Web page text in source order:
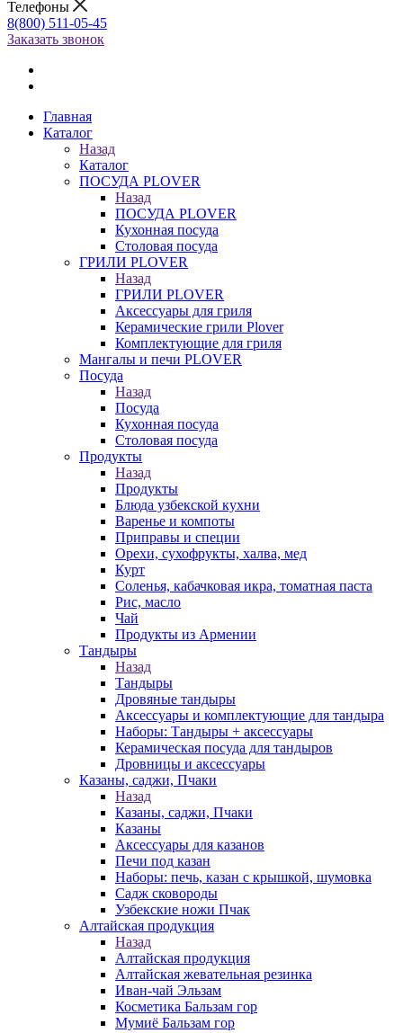
Телефоны
8(800) 511-05-45
Заказать звонок
Главная
Каталог
Назад
Каталог
ПОСУДА PLOVER
Назад
ПОСУДА PLOVER
Кухонная посуда
Столовая посуда
ГРИЛИ PLOVER
Назад
ГРИЛИ PLOVER
Аксессуары для гриля
Керамические грили Plover
Комплектующие для гриля
Мангалы и печи PLOVER
Посуда
Назад
Посуда
Кухонная посуда
Столовая посуда
Продукты
Назад
Продукты
Блюда узбекской кухни
Варенье и компоты
Приправы и специи
Орехи, сухофрукты, халва, мед
Курт
Соленья, кабачковая икра, томатная паста
Рис, масло
Чай
Продукты из Армении
Тандыры
Назад
Тандыры
Дровяные тандыры
Аксессуары и комплектующие для тандыра
Наборы: Тандыры + аксессуары
Керамическая посуда для тандыров
Дровницы и аксессуары
Казаны, саджи, Пчаки
Назад
Казаны, саджи, Пчаки
Казаны
Аксессуары для казанов
Печи под казан
Наборы: печь, казан с крышкой, шумовка
Садж сковороды
Узбекские ножи Пчак
Алтайская продукция
Назад
Алтайская продукция
Алтайская жевательная резинка
Иван-чай Эльзам
Косметика Бальзам гор
Мумиё Бальзам гор